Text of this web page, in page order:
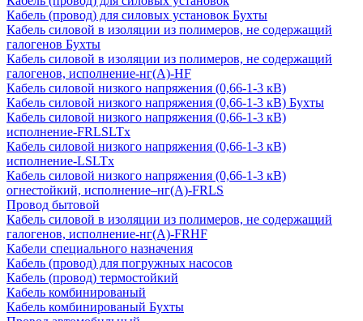
Кабель (провод) для силовых установок Бухты
Кабель силовой в изоляции из полимеров, не содержащий
галогенов Бухты
Кабель силовой в изоляции из полимеров, не содержащий
галогенов, исполнение-нг(А)-HF
Кабель силовой низкого напряжения (0,66-1-3 кВ)
Кабель силовой низкого напряжения (0,66-1-3 кВ) Бухты
Кабель силовой низкого напряжения (0,66-1-3 кВ)
исполнение-FRLSLTx
Кабель силовой низкого напряжения (0,66-1-3 кВ)
исполнение-LSLTx
Кабель силовой низкого напряжения (0,66-1-3 кВ)
огнестойкий, исполнение–нг(А)-FRLS
Провод бытовой
Кабель силовой в изоляции из полимеров, не содержащий
галогенов, исполнение-нг(А)-FRHF
Кабели специального назначения
Кабель (провод) для погружных насосов
Кабель (провод) термостойкий
Кабель комбинированый
Кабель комбинированый Бухты